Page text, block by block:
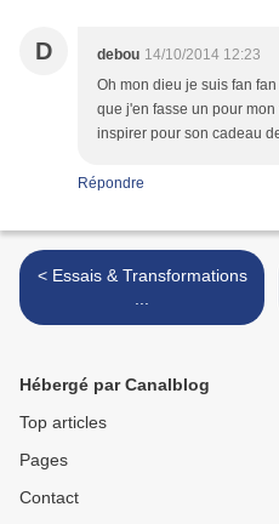
D debou 14/10/2014 12:23
Oh mon dieu je suis fan
que j'en fasse un pour
inspirer pour son cadeau
Répondre
< Essais & Transformations
Hébergé par Canalblog
Top articles
Pages
Contact